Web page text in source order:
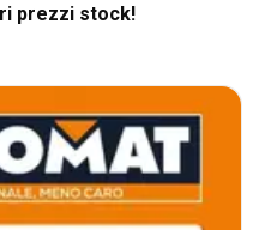
prezzi stock!